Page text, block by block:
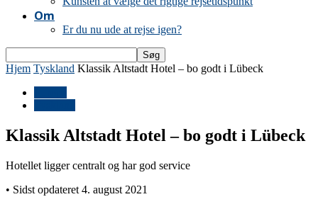
Om
Er du nu ude at rejse igen?
Hjem Tyskland Klassik Altstadt Hotel – bo godt i Lübeck
Klassik Altstadt Hotel – bo godt i Lübeck
Hotellet ligger centralt og har god service
• Sidst opdateret 4. august 2021